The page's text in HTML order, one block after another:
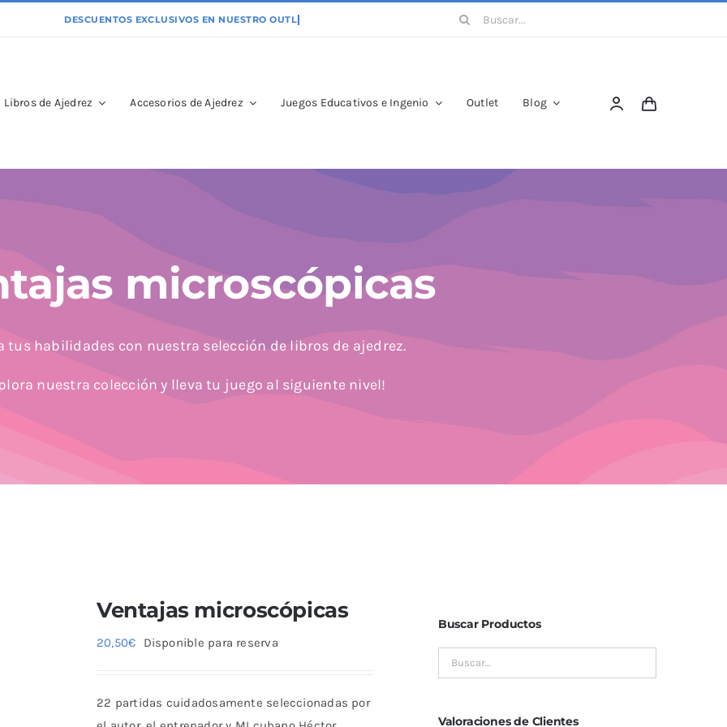
Buscar:
Libros de Ajedrez Accesorios de Ajedrez Juegos Educativos e Ingenio Outlet Blog
microscópicas
tus habilidades con nuestra selección de libros de ajedrez.
nuestra colección y lleva tu juego al siguiente nivel!
Ventajas microscópicas
20,50€ Disponible para reserva
22 partidas cuidadosamente seleccionadas por
Buscar Productos
Valoraciones de Clientes